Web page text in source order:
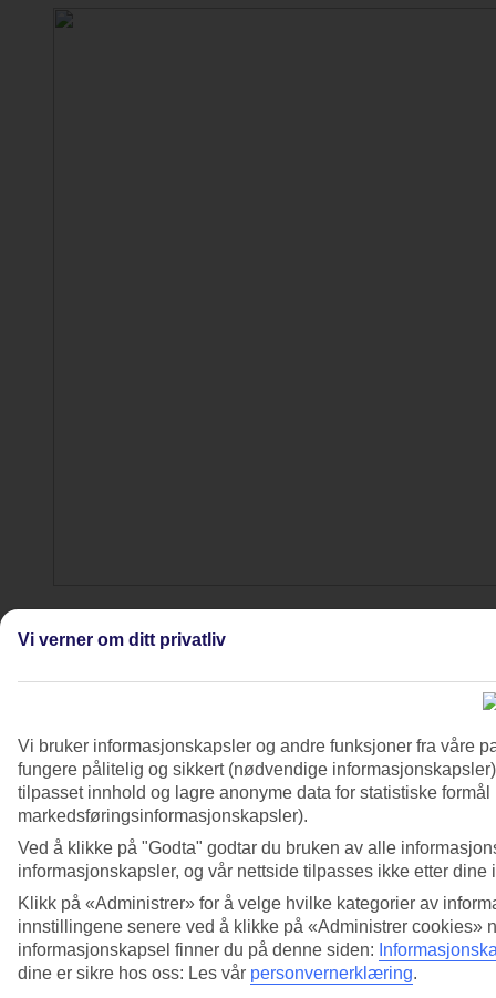
3/5
Vi verner om ditt privatliv
Vi bruker informasjonskapsler og andre funksjoner fra våre
fungere pålitelig og sikkert (nødvendige
tilpasset innhold og lagre anonyme data for statistiske
markedsføringsinformasjonskapsler).
Ved å klikke på "Godta" godtar du bruken av alle
informasjonskapsler, og vår nettside tilpasses ikke etter dine
Klikk på «Administrer» for å velge hvilke kategorier av
innstillingene senere ved å klikke på «Administrer cookies»
informasjonskapsel finner du på denne siden:
dine er sikre hos oss: Les vår personvernerklæring.